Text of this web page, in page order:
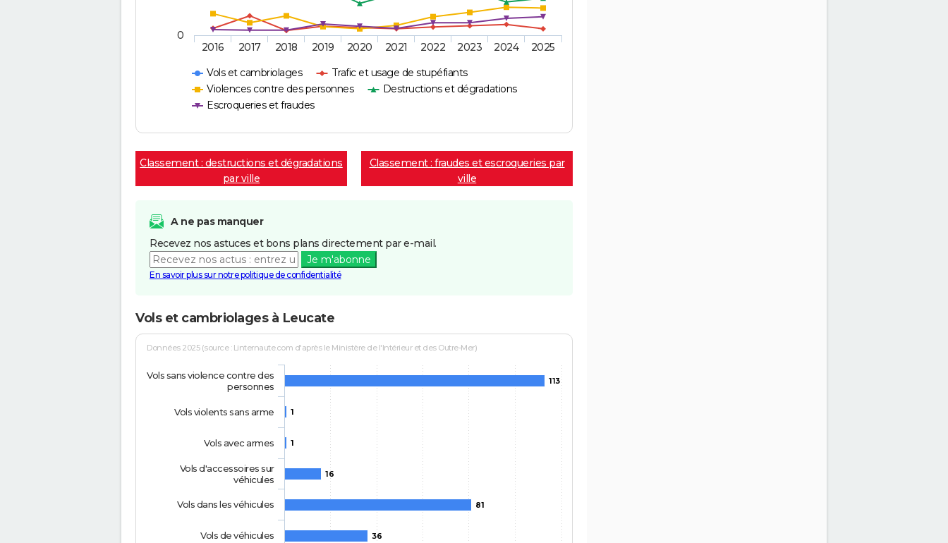
Vols et cambriolages
Trafic et usage de stupéfiants
Violences contre des personnes
Destructions et dégradations
Escroqueries et fraudes
2016 2017 2018 2019 2020 2021 2022 2023 2024 2025
0
Classement : destructions et dégradations
par ville
Classement : fraudes et escroqueries par
ville
A ne pas manquer
Recevez nos astuces et bons plans directement par e-mail.
Je m'abonne
En savoir plus sur notre politique de confidentialité
Vols et cambriolages à Leucate
Données 2025 (source : Linternaute.com d'après le Ministère de l'Intérieur et des Outre-Mer)
113
1
1
16
81
36
Vols sans violence contre des
personnes
Vols violents sans arme
Vols avec armes
Vols d'accessoires sur
véhicules
Vols dans les véhicules
Vols de véhicules